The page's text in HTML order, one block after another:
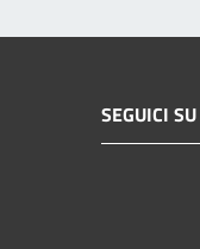
SEGUICI SU